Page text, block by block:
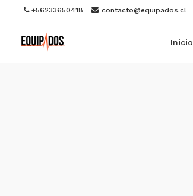
+56233650418 contacto@equipados.cl
Inicio